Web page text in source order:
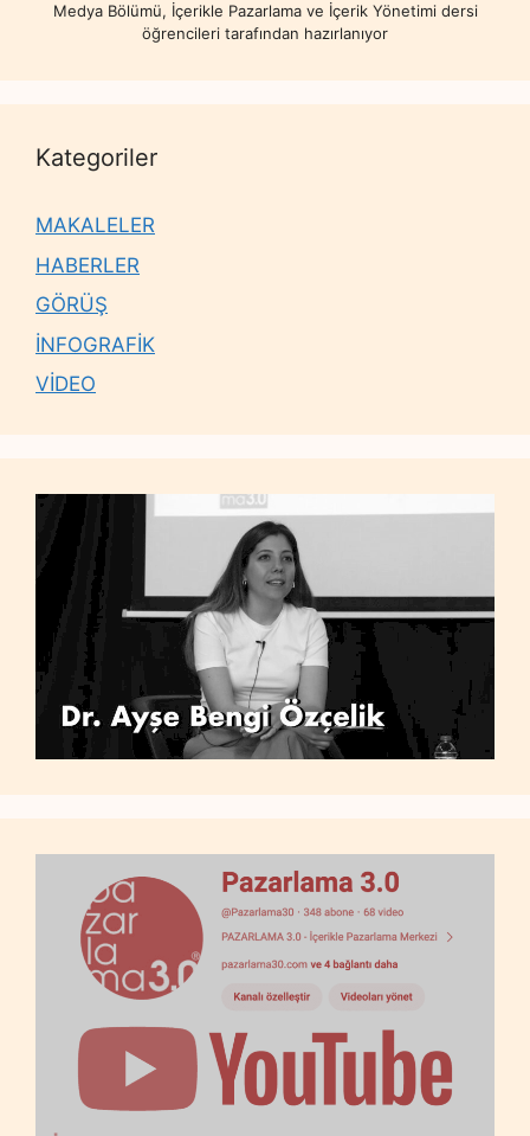
Medya Bölümü, İçerikle Pazarlama ve İçerik Yönetimi dersi
öğrencileri tarafından hazırlanıyor
Kategoriler
MAKALELER
HABERLER
GÖRÜŞ
İNFOGRAFİK
VİDEO